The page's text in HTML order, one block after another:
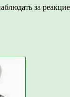
за